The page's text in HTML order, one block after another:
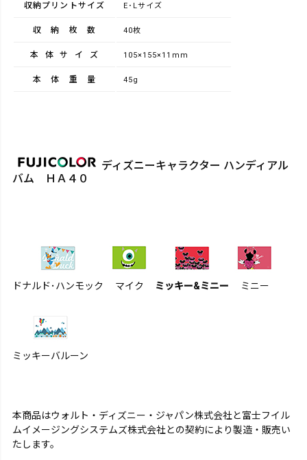
収納プリントサイズ E･Lサイズ
収納枚数 40枚
本体サイズ 105×155×11mm
本体重量 45g
ディズニーキャラクター ハンディアル
バム ＨＡ４０
ドナルド･ハンモック マイク ミッキー&ミニー ミニー
ミッキーバルーン
本商品はウォルト・ディズニー・ジャパン株式会社と富士フイル
ムイメージングシステムズ株式会社との契約により製造・販売い
たします。